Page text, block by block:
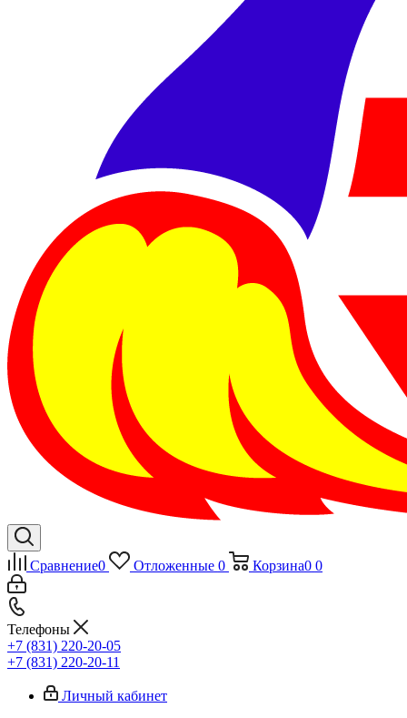
Сравнение0 Отложенные 0 Корзина0 0
Телефоны
+7 (831) 220-20-05
+7 (831) 220-20-11
Личный кабинет